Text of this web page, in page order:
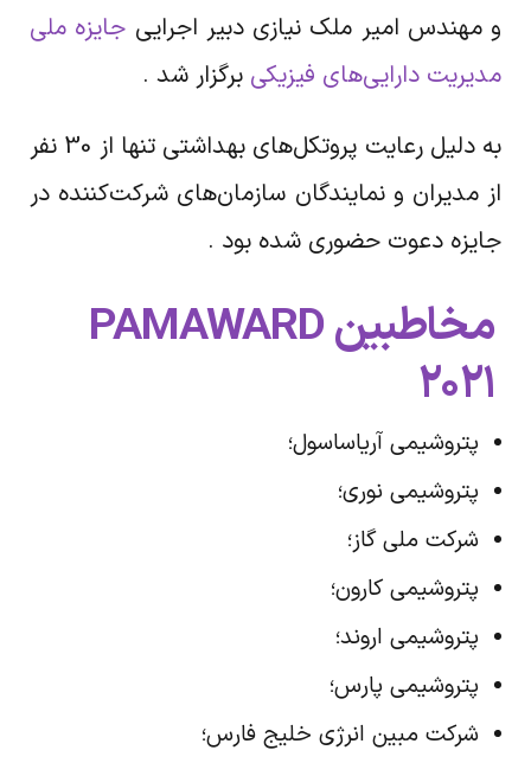
و مهندس امیر ملک نیازی دبیر اجرایی جایزه ملی
مدیریت دارایی‌های فیزیکی برگزار شد .
به دلیل رعایت پروتکل‌های بهداشتی تنها از 30 نفر
از مدیران و نمایندگان سازمان‌های شرکت‌کننده در
جایزه دعوت حضوری شده بود .
مخاطبین PAMAWARD
2021
پتروشیمی آریاساسول؛
پتروشیمی نوری؛
شرکت ملی گاز؛
پتروشیمی کارون؛
پتروشیمی اروند؛
پتروشیمی پارس؛
شرکت مبین انرژی خلیج فارس؛